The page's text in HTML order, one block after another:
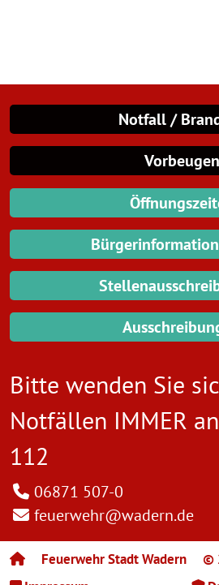
Notfall /
Vorbeugen
Bitte wenden Sie
Notfällen IMMER
112
06871 507-0
feuerwehr@wadern.de
Feuerwehr Stadt Wadern
©